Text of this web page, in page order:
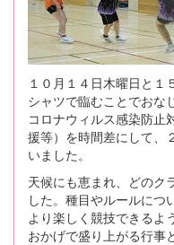
１０月１４日木曜日と１
シャツで臨むことでおな
コロナウィルス感染防止
援等）を時間差にして、
いました。
天候にも恵まれ、どのク
した。種目やルールにつ
より楽しく競技できるよ
おかげで盛り上がる行事